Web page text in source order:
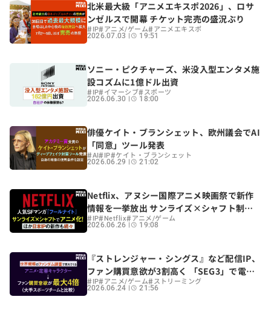
北米最大級「アニメエキスポ2026」、ロサ
ンゼルスで開幕 チケット完売の盛況ぶり
#IP#アニメ/ゲーム#アニメエキスポ
2026.07.03 19:51
ソニー・ピクチャーズ、米没入型エンタメ施
設コズムに1億ドル出資
#IP#イマーシブ#スポーツ
2026.06.30 18:00
俳優ケイト・ブランシェット、欧州議会でAI
「同意」ツール発表
#AI#IP#ケイト・ブランシェット
2026.06.29 21:02
Netflix、アヌシー国際アニメ映画祭で新作
情報を一挙放出 サンライズ×シャフト制作
『フールナイト』など
#IP#Netflix#アニメ/ゲーム
2026.06.26 19:08
『ストレンジャー・シングス』など配信IP、
ファン購買意欲が3割高く 「SEG3」で電通
公表
#IP#アニメ/ゲーム#ストリーミング
2026.06.24 21:56